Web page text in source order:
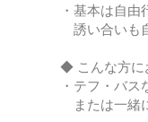
・基本は自由
誘い合いも
◆ こんな方に
・テフ・バ
または一緒